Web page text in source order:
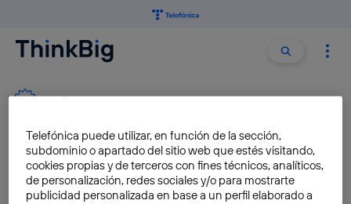
Buscar
PLÁSTICOS
Reciclar botellas de plástico
nunca había sido tan fácil
Angela Bernardo
Telefónica puede utilizar, en función de la sección,
subdominio o apartado del sitio web que estés visitando,
cookies propias y de terceros con fines técnicos, analíticos,
de personalización, redes sociales y/o para mostrarte
publicidad personalizada en base a un perfil elaborado a